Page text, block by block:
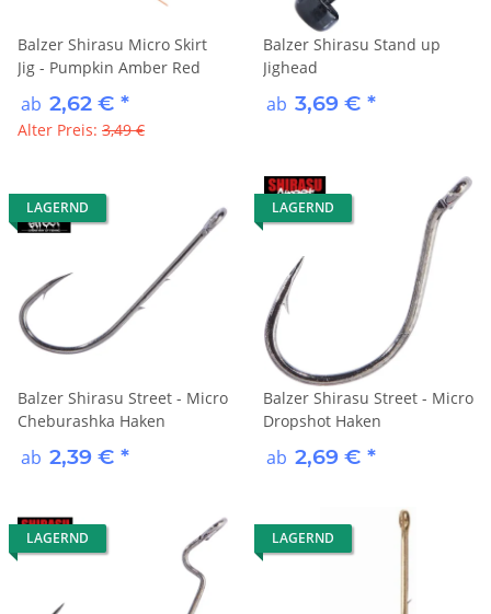
Balzer Shirasu Micro Skirt
Jig - Pumpkin Amber Red
ab 2,62 € *
Alter Preis: 3,49 €
Balzer Shirasu Stand up
Jighead
ab 3,69 € *
LAGERND
Balzer Shirasu Street - Micro
Cheburashka Haken
ab 2,39 € *
LAGERND
Balzer Shirasu Street - Micro
Dropshot Haken
ab 2,69 € *
LAGERND LAGERND